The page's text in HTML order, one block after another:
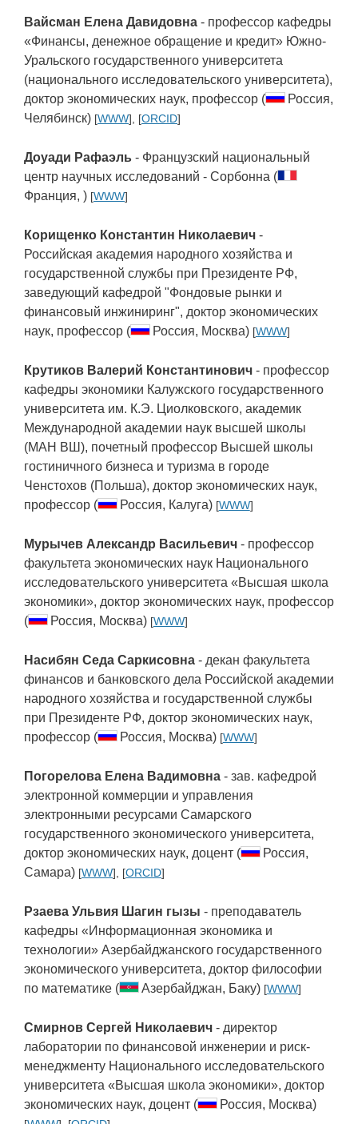
Вайсман Елена Давидовна - профессор кафедры
«Финансы, денежное обращение и кредит» Южно-
Уральского государственного университета
(национального исследовательского университета),
доктор экономических наук, профессор (
Россия,
Челябинск) [WWW], [ORCID]
Доуади Рафаэль - Французский национальный
центр научных исследований - Сорбонна (
Франция, ) [WWW]
Корищенко Константин Николаевич -
Российская академия народного хозяйства и
государственной службы при Президенте РФ,
заведующий кафедрой "Фондовые рынки и
финансовый инжиниринг", доктор экономических
наук, профессор (
Россия, Москва)[WWW]
Крутиков Валерий Константинович - профессор
кафедры экономики Калужского государственного
университета им. К.Э. Циолковского, академик
Международной академии наук высшей школы
(МАН ВШ), почетный профессор Высшей школы
гостиничного бизнеса и туризма в городе
Ченстохов (Польша), доктор экономических наук,
профессор (
Россия, Калуга)[WWW]
Мурычев Александр Васильевич - профессор
факультета экономических наук Национального
исследовательского университета «Высшая школа
экономики», доктор экономических наук, профессор
(
Россия, Москва)[WWW]
Насибян Седа Саркисовна - декан факультета
финансов и банковского дела Российской академии
народного хозяйства и государственной службы
при Президенте РФ, доктор экономических наук,
профессор (
Россия, Москва)[WWW]
Погорелова Елена Вадимовна - зав. кафедрой
электронной коммерции и управления
электронными ресурсами Самарского
государственного экономического университета,
доктор экономических наук, доцент (
Россия,
Самара) [WWW], [ORCID]
Рзаева Ульвия Шагин гызы - преподаватель
кафедры «Информационная экономика и
технологии» Азербайджанского государственного
экономического университета, доктор философии
по математике (
Азербайджан, Баку)[WWW]
Смирнов Сергей Николаевич - директор
лаборатории по финансовой инженерии и риск-
менеджменту Национального исследовательского
университета «Высшая школа экономики», доктор
экономических наук, доцент (
Россия, Москва)